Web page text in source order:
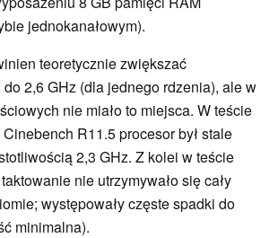
jednokanałowym).
teoretycznie zwiększać
2,6 GHz (dla jednego rdzenia), ale w
nie miało to miejsca. W teście
R11.5 procesor był stale
2,3 GHz. Z kolei w teście
nie utrzymywało się cały
występowały częste spadki do
minimalna).